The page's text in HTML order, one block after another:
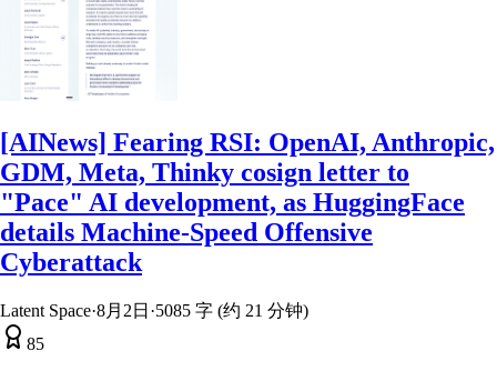
[AINews] Fearing RSI: OpenAI, Anthropic,
GDM, Meta, Thinky cosign letter to
"Pace" AI development, as HuggingFace
details Machine-Speed Offensive
Cyberattack
Latent Space·8月2日 ·5085 字 (约 21 分钟)
85